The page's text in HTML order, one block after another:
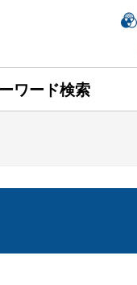
ワード検索